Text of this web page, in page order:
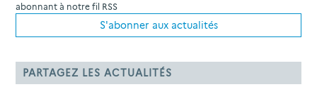
abonnant à notre fil RSS
S'abonner aux actualités
PARTAGEZ LES ACTUALITÉS